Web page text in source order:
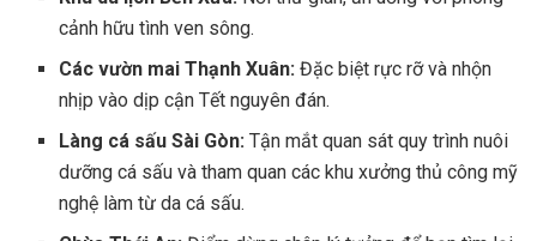
cảnh hữu tình ven sông.
Các vườn mai Thạnh Xuân: Đặc biệt rực rỡ và nhộn
nhịp vào dịp cận Tết nguyên đán.
Làng cá sấu Sài Gòn: Tận mắt quan sát quy trình nuôi
dưỡng cá sấu và tham quan các khu xưởng thủ công mỹ
nghệ làm từ da cá sấu.